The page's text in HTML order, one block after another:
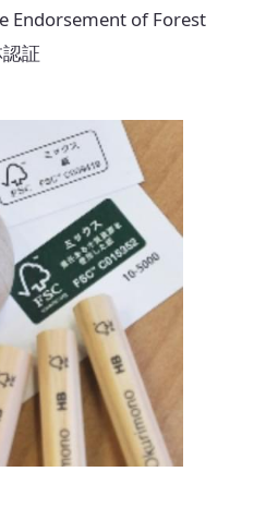
点一覧
援サービス
ビス
けソリューション
・研修
Alliance)
Endorsement of Forest
証